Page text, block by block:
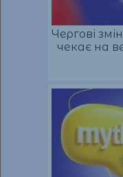
Чергові
чекає на